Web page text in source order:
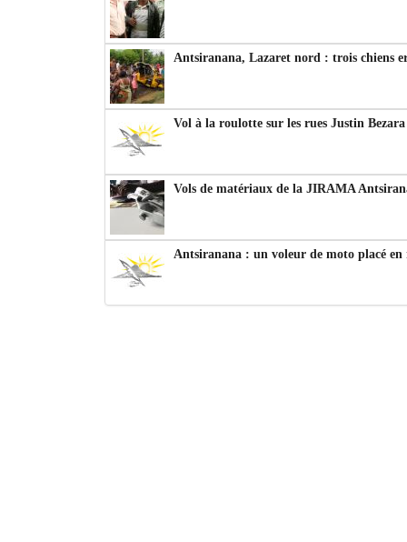
Antsiranana, Lazaret nord : trois chiens
Vol à la roulotte sur les rues Justin
Vols de matériaux de la JIRAMA
Antsiranana : un voleur de moto placé en